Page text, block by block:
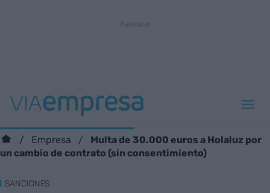
Empresa
Multa de 30.000 euros a Holaluz por
un cambio de contrato (sin consentimiento)
SANCIONES